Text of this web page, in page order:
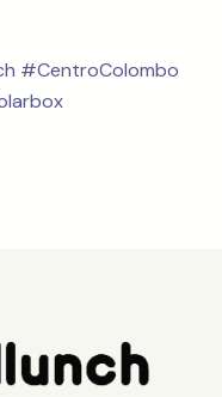
#CentroColombo